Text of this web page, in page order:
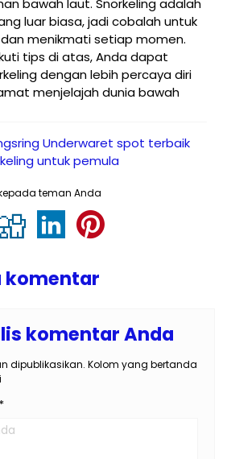
bawah laut. Snorkeling adalah
luar biasa, jadi cobalah untuk
menikmati setiap momen.
tips di atas, Anda dapat
dengan lebih percaya diri
menjelajah dunia bawah
Underwaret spot terbaik
untuk pemula
teman Anda
komentar
komentar Anda
dipublikasikan. Kolom yang bertanda
*